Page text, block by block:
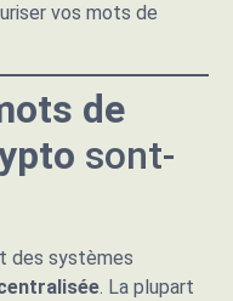
vos mots de
de
sont-
des systèmes
. La plupart